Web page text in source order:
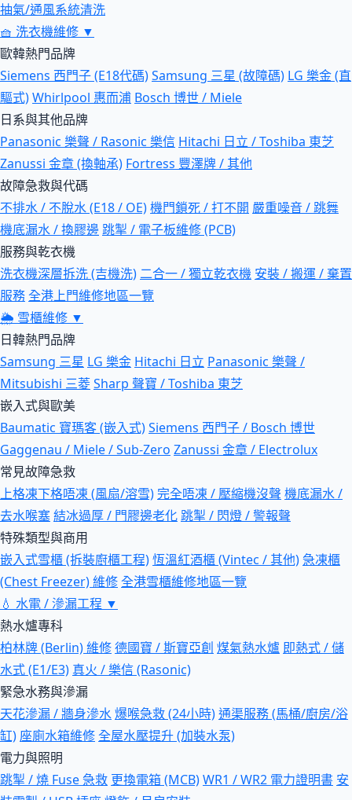
抽氣/通風系統清洗
🧺 洗衣機維修 ▼
歐韓熱門品牌
Siemens 西門子 (E18代碼)Samsung 三星 (故障碼) LG 樂金 (直
驅式)Whirlpool 惠而浦 Bosch 博世 / Miele
日系與其他品牌
Panasonic 樂聲 / Rasonic 樂信 Hitachi 日立 / Toshiba 東芝
Zanussi 金章 (換軸承) Fortress 豐澤牌 / 其他
故障急救與代碼
不排水 / 不脫水 (E18 / OE)機門鎖死 / 打不開 嚴重噪音 / 跳舞
機底漏水 / 換膠邊跳掣 / 電子板維修 (PCB)
服務與乾衣機
洗衣機深層拆洗 (吉機洗) 二合一 / 獨立乾衣機 安裝 / 搬運 / 棄置
服務全港上門維修地區一覽
🌦 雪櫃維修 ▼
日韓熱門品牌
Samsung 三星 LG 樂金 Hitachi 日立 Panasonic 樂聲 /
Mitsubishi 三菱Sharp 聲寶 / Toshiba 東芝
嵌入式與歐美
Baumatic 寶瑪客 (嵌入式)Siemens 西門子 / Bosch 博世
Gaggenau / Miele / Sub-Zero Zanussi 金章 / Electrolux
常見故障急救
上格凍下格唔凍 (風扇/溶雪)完全唔凍 / 壓縮機沒聲 機底漏水 /
去水喉塞結冰過厚 / 門膠邊老化跳掣 / 閃燈 / 警報聲
特殊類型與商用
嵌入式雪櫃 (拆裝廚櫃工程)恆溫紅酒櫃 (Vintec / 其他)急凍櫃
(Chest Freezer) 維修全港雪櫃維修地區一覽
💧 水電 / 滲漏工程 ▼
熱水爐專科
柏林牌 (Berlin) 維修德國寶 / 斯寶亞創 煤氣熱水爐 即熱式 / 儲
水式 (E1/E3) 真火 / 樂信 (Rasonic)
緊急水務與滲漏
天花滲漏 / 牆身滲水爆喉急救 (24小時)通渠服務 (馬桶/廚房/浴
缸) 座廁水箱維修全屋水壓提升 (加裝水泵)
電力與照明
跳掣 / 燒 Fuse 急救 更換電箱 (MCB)WR1 / WR2 電力證明書 安